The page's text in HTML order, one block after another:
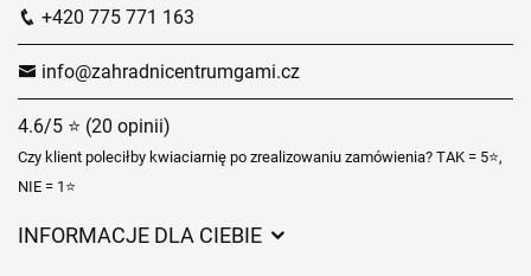
+420 775 771 163
info@zahradnicentrumgami.cz
4.6/5 ⭐ (20 opinii)
Czy klient poleciłby kwiaciarnię po zrealizowaniu zamówienia? TAK = 5⭐,
NIE = 1⭐
INFORMACJE DLA CIEBIE